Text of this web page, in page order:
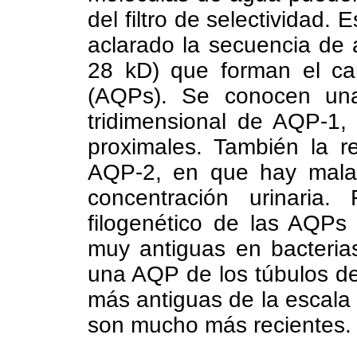
del filtro de selectividad.
aclarado la secuencia de
28 kD) que forman el
(AQPs). Se conocen
tridimensional de AQP-
proximales. También la
AQP-2, en que hay
concentración
filogenético de las
muy antiguas en
una AQP de los túbulos
más antiguas de la
son mucho más recientes.